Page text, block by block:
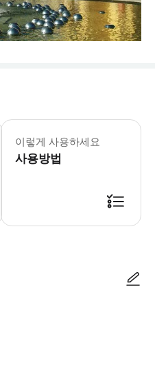
- 단독투어 상품입니다. (4인 이상 출
이렇게 사용하세요
사용방법